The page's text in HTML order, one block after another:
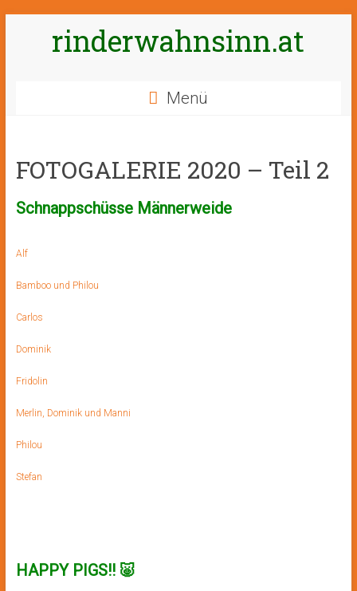
rinderwahnsinn.at
Menü
FOTOGALERIE 2020 – Teil 2
Schnappschüsse Männerweide
Alf
Bamboo und Philou
Carlos
Dominik
Fridolin
Merlin, Dominik und Manni
Philou
Stefan
HAPPY PIGS!! 🐷